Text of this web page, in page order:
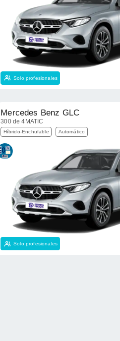
Solo profesionales
Mercedes Benz GLC
300 de 4MATIC
Híbrido-Enchufable Automático
Solo profesionales